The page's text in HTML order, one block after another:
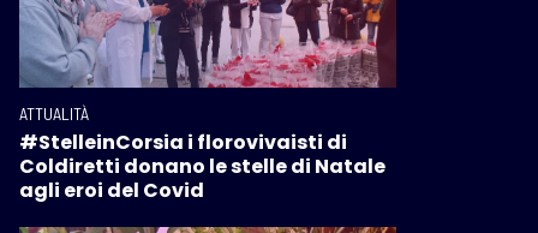
ATTUALITÀ
#StelleinCorsia i florovivaisti di
Coldiretti donano le stelle di Natale
agli eroi del Covid